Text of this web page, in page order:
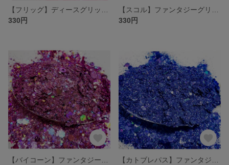
330円
330円